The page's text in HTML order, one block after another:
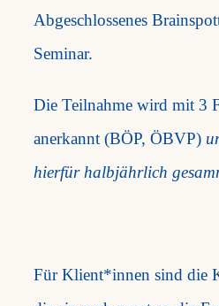
Abgeschlossenes
Seminar.
Die Teilnahme wird mit 3
anerkannt (BÖP, ÖBVP)
hierfür halbjährlich
Für Klient*innen sind die